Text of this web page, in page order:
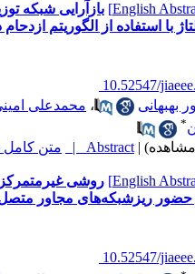
بازآرایی شبکه
با استفاده از الگوریتم
10.52547/
،محمدعلی امینی
*
|
Abstract | متن کامل (PDF)
روشی غیرمتمرکز
ریزشبکه‌های مجاور متصل
10.52547/